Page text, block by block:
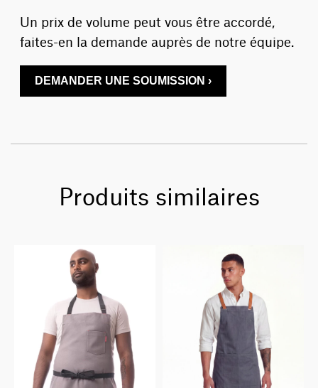
Un prix de volume peut vous être accordé,
faites-en la demande auprès de notre équipe.
DEMANDER UNE SOUMISSION ›
Produits similaires